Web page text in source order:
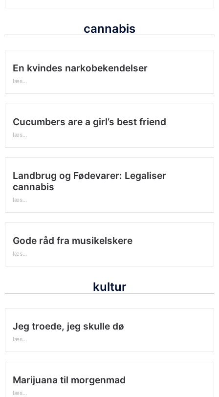
cannabis
En kvindes narkobekendelser
læs...
Cucumbers are a girl’s best friend
læs...
Landbrug og Fødevarer: Legaliser
cannabis
læs...
Gode råd fra musikelskere
læs...
kultur
Jeg troede, jeg skulle dø
læs...
Marijuana til morgenmad
læs...